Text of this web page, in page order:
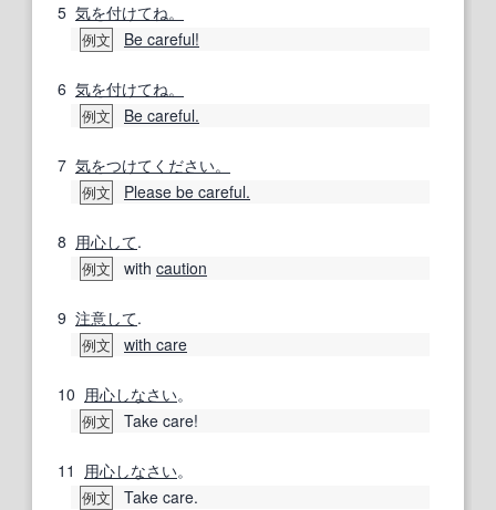
5 気を付けてね。
例文 Be careful!
6 気を付けてね。
例文 Be careful.
7 気をつけてください。
例文 Please be careful.
8 用心して.
例文 with caution
9 注意して.
例文 with care
10 用心しなさい。
例文 Take care!
11 用心しなさい。
例文 Take care.